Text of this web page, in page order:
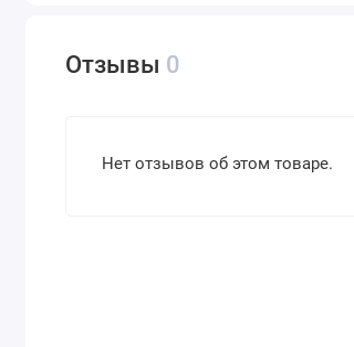
Отзывы 0
Нет отзывов об этом товаре.